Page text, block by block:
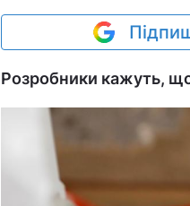
Розробники кажуть, що